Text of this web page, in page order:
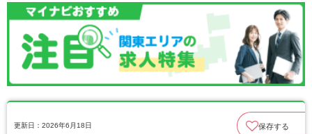
更新日：2026年6月18日 保存する